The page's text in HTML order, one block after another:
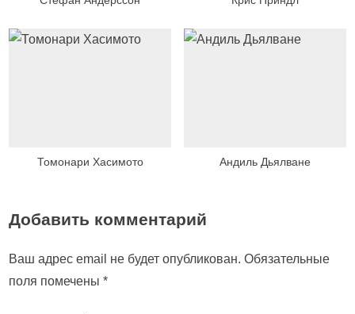
Томонари Хасимото Андиль Дьялване
Добавить комментарий
Ваш адрес email не будет опубликован. Обязательные
поля помечены *